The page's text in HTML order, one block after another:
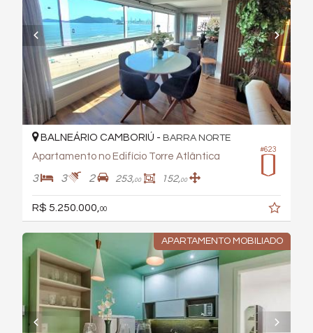
#623
BALNEÁRIO CAMBORIÚ - BARRA NORTE
Apartamento no Edifício Torre Atlântica
3 3 2 253,00 152,00
R$ 5.250.000,00
APARTAMENTO MOBILIADO